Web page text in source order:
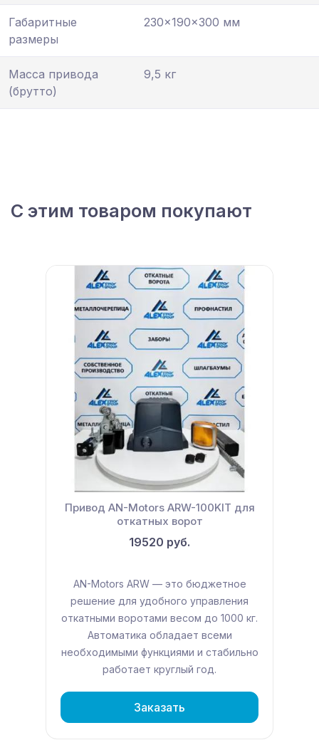
Габаритные
размеры
230×190×300 мм
Масса привода
(брутто)
9,5 кг
С этим товаром покупают
Привод AN-Motors ARW-100KIT для
откатных ворот
19520 руб.
AN-Motors ARW — это бюджетное
решение для удобного управления
откатными воротами весом до 1000 кг.
Автоматика обладает всеми
необходимыми функциями и стабильно
работает круглый год.
Заказать